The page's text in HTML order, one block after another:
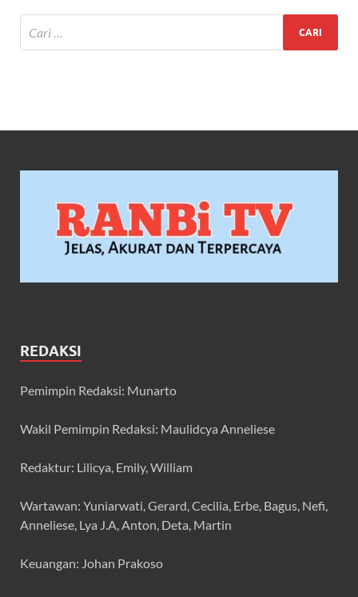
REDAKSI
Pemimpin Redaksi: Munarto
Wakil Pemimpin Redaksi: Maulidcya Anneliese
Redaktur: Lilicya, Emily, William
Wartawan: Yuniarwati, Gerard, Cecilia, Erbe, Bagus, Nefi,
Anneliese, Lya J.A, Anton, Deta, Martin
Keuangan: Johan Prakoso